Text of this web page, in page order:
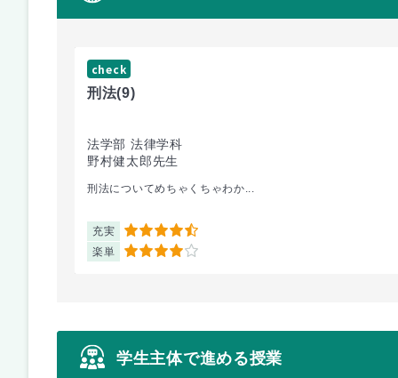
check
刑法(9)
法学部 法律学科
野村健太郎先生
刑法についてめちゃくちゃわか...
充実 4.5
楽単 4
学生主体で進める授業